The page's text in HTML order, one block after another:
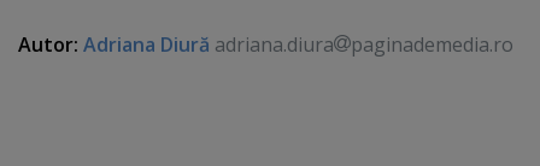
Autor: Adriana Diură adriana.diura paginademedia.ro